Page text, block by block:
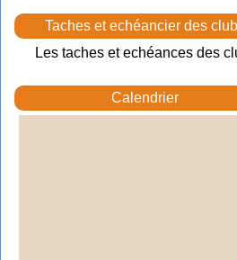
Taches et echéancier des
Les taches et echéances des
Calendrier